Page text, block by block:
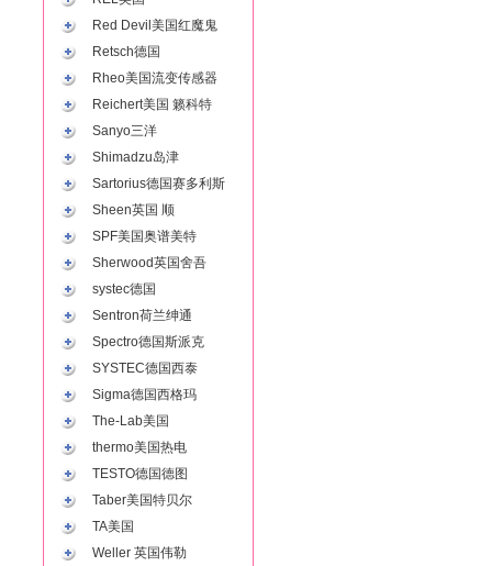
Red Devil美国红魔鬼
Retsch德国
Rheo美国流变传感器
Reichert美国 籁科特
Sanyo三洋
Shimadzu岛津
Sartorius德国赛多利斯
Sheen英国 顺
SPF美国奥谱美特
Sherwood英国舍吾
systec德国
Sentron荷兰绅通
Spectro德国斯派克
SYSTEC德国西泰
Sigma德国西格玛
The-Lab美国
thermo美国热电
TESTO德国德图
Taber美国特贝尔
TA美国
Weller 英国伟勒